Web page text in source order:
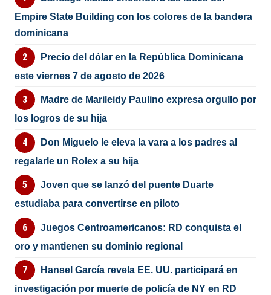
Empire State Building con los colores de la bandera
dominicana
Precio del dólar en la República Dominicana
este viernes 7 de agosto de 2026
Madre de Marileidy Paulino expresa orgullo por
los logros de su hija
Don Miguelo le eleva la vara a los padres al
regalarle un Rolex a su hija
Joven que se lanzó del puente Duarte
estudiaba para convertirse en piloto
Juegos Centroamericanos: RD conquista el
oro y mantienen su dominio regional
Hansel García revela EE. UU. participará en
investigación por muerte de policía de NY en RD